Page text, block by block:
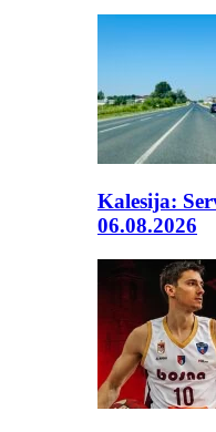
Kalesija:
06.08.2026